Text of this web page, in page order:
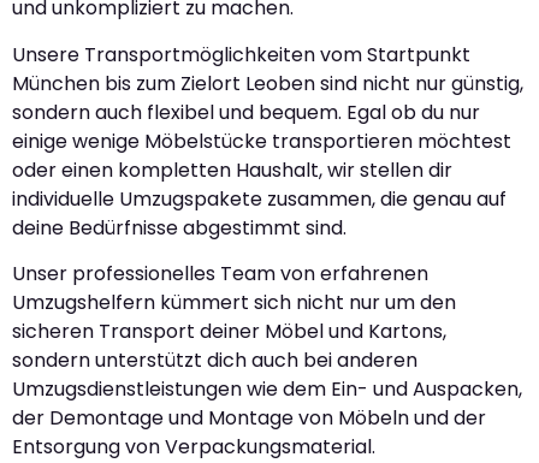
und unkompliziert zu machen.
Unsere Transportmöglichkeiten vom Startpunkt
München bis zum Zielort Leoben sind nicht nur günstig,
sondern auch flexibel und bequem. Egal ob du nur
einige wenige Möbelstücke transportieren möchtest
oder einen kompletten Haushalt, wir stellen dir
individuelle Umzugspakete zusammen, die genau auf
deine Bedürfnisse abgestimmt sind.
Unser professionelles Team von erfahrenen
Umzugshelfern kümmert sich nicht nur um den
sicheren Transport deiner Möbel und Kartons,
sondern unterstützt dich auch bei anderen
Umzugsdienstleistungen wie dem Ein- und Auspacken,
der Demontage und Montage von Möbeln und der
Entsorgung von Verpackungsmaterial.